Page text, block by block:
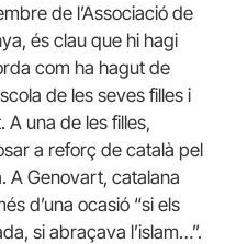
de l’Associació de
és clau que hi hagi
com ha hagut de
de les seves filles i
una de les filles,
a reforç de català pel
A Genovart, catalana
d’una ocasió “si els
si abraçava l’islam…”.